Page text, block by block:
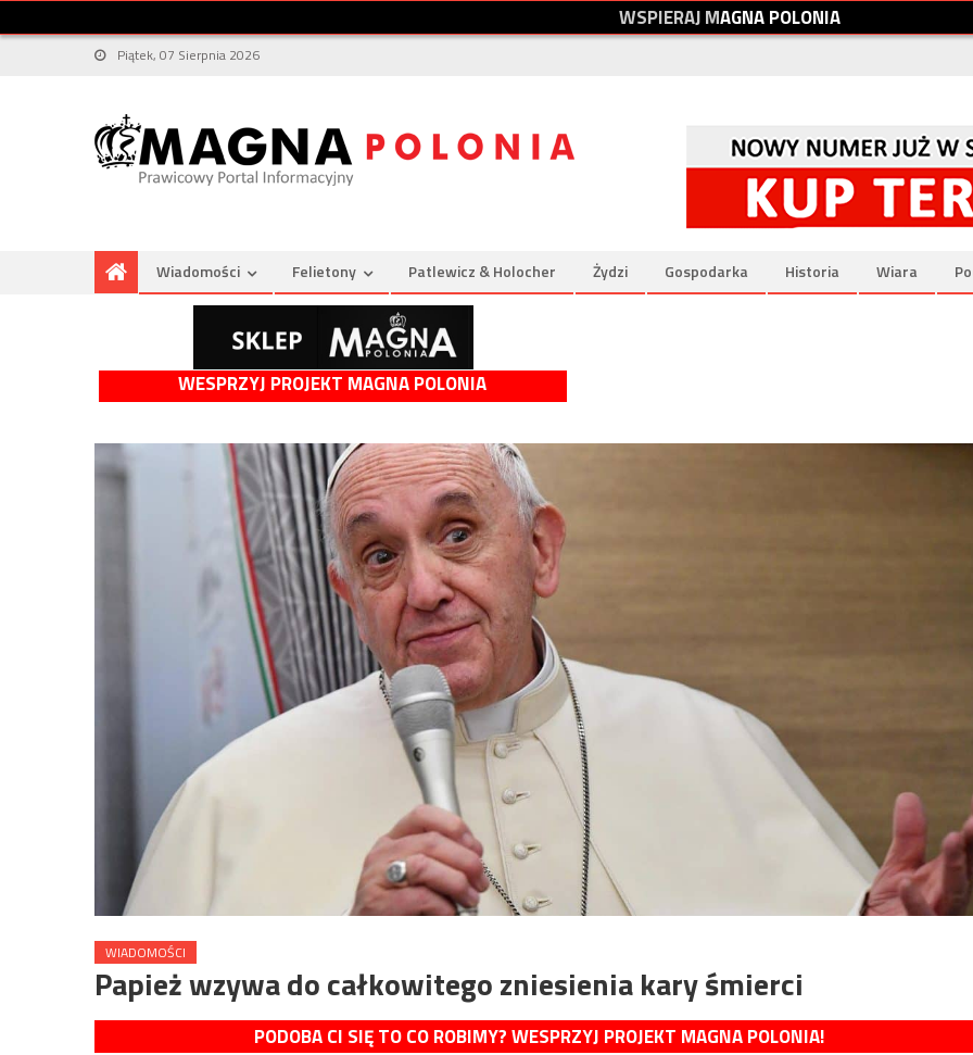
WSPIERAJMAGNAPOLONIA
Piątek, 07 Sierpnia 2026
Wiadomości Felietony Patlewicz & Holocher Żydzi Gospodarka Historia Wiara
WESPRZYJ PROJEKT MAGNA POLONIA
WIADOMOŚCI
Papież wzywa do całkowitego zniesienia kary śmierci
PODOBA CI SIĘ TO CO ROBIMY? WESPRZYJ PROJEKT MAGNA POLONIA!